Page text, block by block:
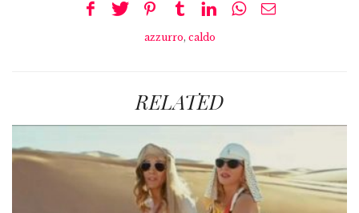
azzurro, caldo
RELATED